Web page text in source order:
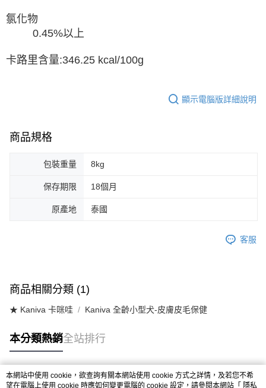
氯化物
0.45%以上
卡路里含量:346.25 kcal/100g
顯示電腦版詳細說明
商品規格
包裝重量 8kg
保存期限 18個月
原產地 泰國
客服
商品相關分類 (1)
★ Kaniva 卡咪哇 Kaniva 全齡小型犬-皮膚皮毛保健
本分類熱銷全站排行
熱門標籤
本網站中使用 cookie，欲查詢有關本網站使用 cookie 方式之詳情，及若您不希
望在電腦上使用 cookie 時應如何變更電腦的 cookie 設定，請參閱本網站「 隱私